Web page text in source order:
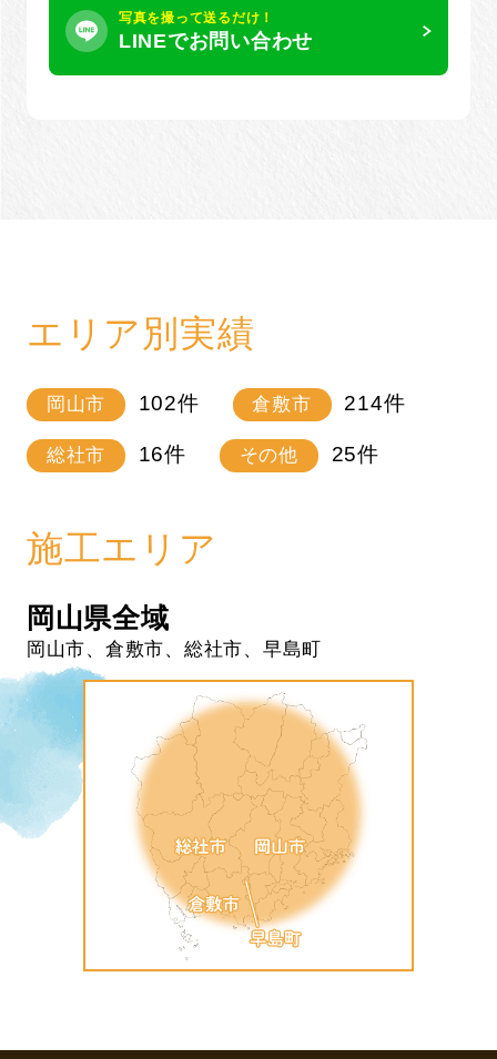
写真を撮って送るだけ！
LINEでお問い合わせ
エリア別実績
岡山市 102件 倉敷市 214件
総社市 16件 その他 25件
施工エリア
岡山県全域
岡山市、倉敷市、総社市、早島町